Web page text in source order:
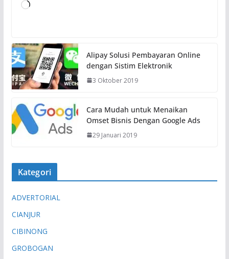
M
u
a
t
.
Alipay Solusi Pembayaran Online
dengan Sistim Elektronik
3 Oktober 2019
Cara Mudah untuk Menaikan
Omset Bisnis Dengan Google Ads
29 Januari 2019
Kategori
ADVERTORIAL
CIANJUR
CIBINONG
GROBOGAN